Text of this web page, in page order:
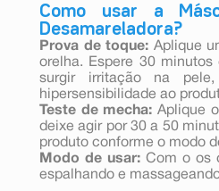
Como usar a
Desamareladora?
Prova de toque: Aplique
orelha. Espere 30
surgir irritação na
hipersensibilidade ao
Teste de mecha: Aplique
deixe agir por 30 a 50
produto conforme o modo
Modo de usar: Com o os
espalhando e